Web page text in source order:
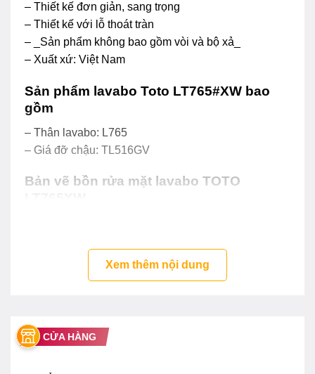
– Thiết kế đơn giản, sang trọng
– Thiết kế với lỗ thoát tràn
– _Sản phẩm không bao gồm vòi và bộ xả_
– Xuất xứ: Việt Nam
Sản phẩm lavabo Toto LT765#XW bao
gồm
– Thân lavabo: L765
– Giá đỡ chậu: TL516GV
Bản vẽ bồn rửa mặt lavabo TOTO
Video giới thiệu chậu rửa mặt TOTO
L765 âm bàn đáXem thêm nội dung
CỬA HÀNG